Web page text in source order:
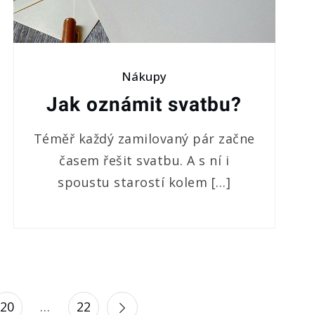
Nákupy
Jak oznámit svatbu?
Téměř každý zamilovaný pár začne
časem řešit svatbu. A s ní i
spoustu starostí kolem […]
20 … 22